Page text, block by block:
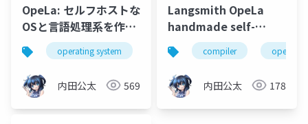
OpeLa: セルフホストな
OSと言語処理系を作る
プロジェクトoperating system programming language
内田公太 569
Langsmith OpeLa
handmade self-
hosted OS and LPS
compiler
内田公太 178